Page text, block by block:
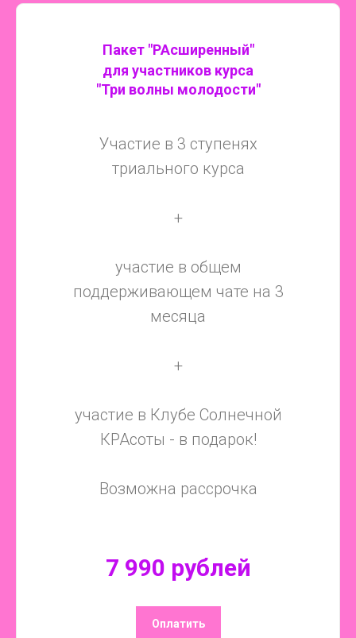
Пакет "РАсширенный"
для участников курса
"Три волны молодости"
Участие в 3 ступенях
триального курса
+
участие в общем
поддерживающем чате на 3
месяца
+
участие в Клубе Солнечной
КРАсоты - в подарок!
Возможна рассрочка
7 990 рублей
Оплатить